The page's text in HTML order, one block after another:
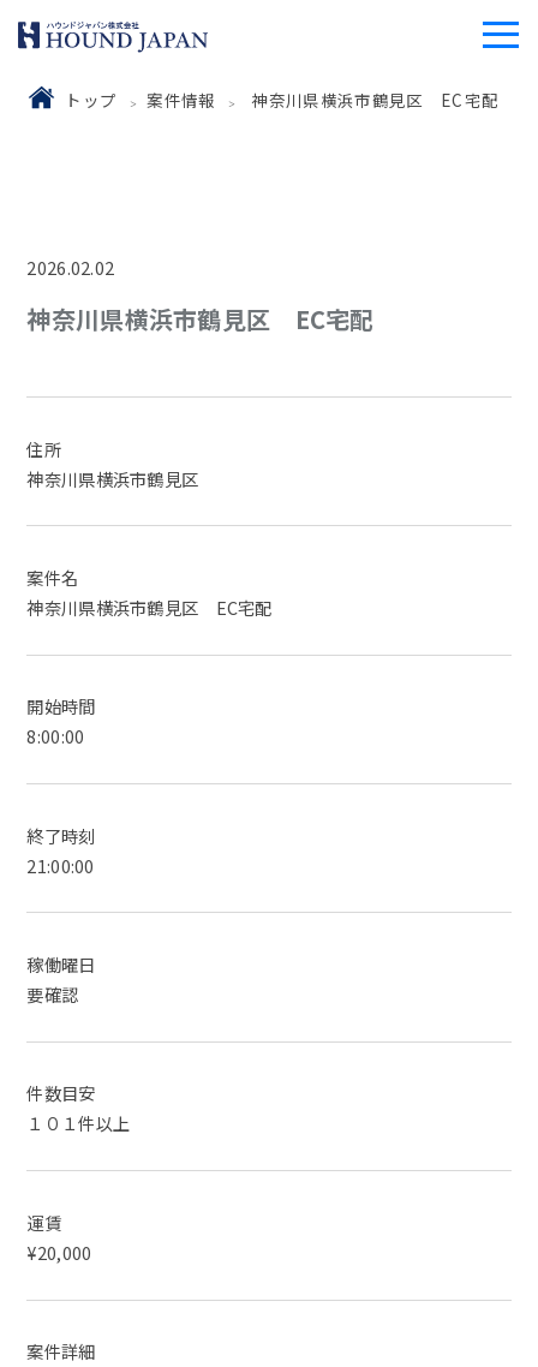
トップ 案件情報 神奈川県横浜市鶴見区 EC宅配
2026.02.02
神奈川県横浜市鶴見区 EC宅配
住所
神奈川県横浜市鶴見区
案件名
神奈川県横浜市鶴見区 EC宅配
開始時間
8:00:00
終了時刻
21:00:00
稼働曜日
要確認
件数目安
１０１件以上
運賃
¥20,000
案件詳細